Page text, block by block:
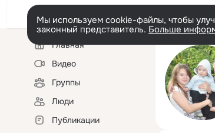
Мы используем cookie-файлы, чтобы
законный представитель. Больше
Левая
колонкаГлавная
Видео
Группы
Люди
Публикации